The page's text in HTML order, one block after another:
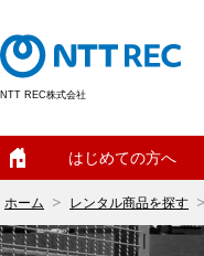
NTT REC株式会社
はじめての方へ
ホーム レンタル商品を探す